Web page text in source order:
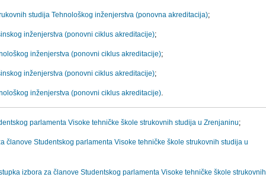
studija Tehnološkog inženjerstva (ponovna akreditacija);
inženjerstva (ponovni ciklus akreditacije);
inženjerstva (ponovni ciklus akreditacije);
inženjerstva (ponovni ciklus akreditacije);
inženjerstva (ponovni ciklus akreditacije).
parlamenta Visoke tehničke škole strukovnih studija u Zrenjaninu;
članove Studentskog parlamenta Visoke tehničke škole strukovnih studija u
izbora za članove Studentskog parlamenta Visoke tehničke škole strukovnih